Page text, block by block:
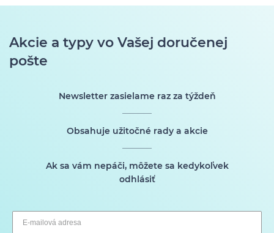
Akcie a typy vo Vašej doručenej
pošte
Newsletter zasielame raz za týždeň
Obsahuje užitočné rady a akcie
Ak sa vám nepáči, môžete sa kedykoľvek
odhlásiť